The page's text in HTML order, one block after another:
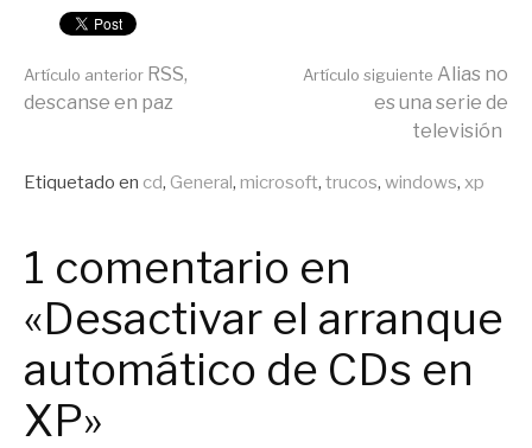
Seguir
leyendo
Artículo anterior RSS,
descanse en paz
Artículo siguiente Alias no
es una serie de
televisión
Publicado
Etiquetado en cd, General, microsoft, trucos, windows, xp
1 comentario en
«Desactivar el arranque
automático de CDs en
XP»